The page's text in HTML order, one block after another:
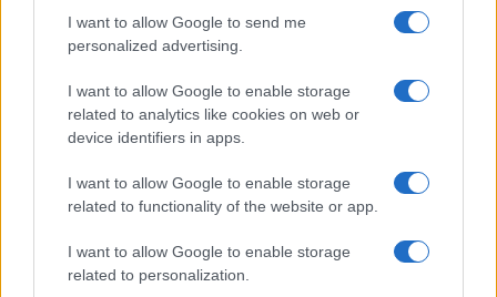
I want to allow Google to send me
personalized advertising.
I want to allow Google to enable storage
related to analytics like cookies on web or
device identifiers in apps.
I want to allow Google to enable storage
related to functionality of the website or app.
I want to allow Google to enable storage
related to personalization.
Investimenti immobiliari in crescita sul lago d’Iseo: Sarnico è la
meta preferita
INVESTIMENTI